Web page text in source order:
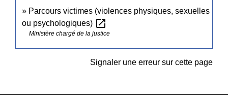
Parcours victimes (violences physiques, sexuelles
ou psychologiques) open_in_new
Ministère chargé de la justice
Signaler une erreur sur cette page